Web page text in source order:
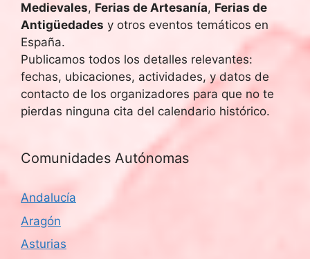
Medievales, Ferias de Artesanía, Ferias de
Antigüedades y otros eventos temáticos en
España.
Publicamos todos los detalles relevantes:
fechas, ubicaciones, actividades, y datos de
contacto de los organizadores para que no te
pierdas ninguna cita del calendario histórico.
Comunidades Autónomas
Andalucía
Aragón
Asturias